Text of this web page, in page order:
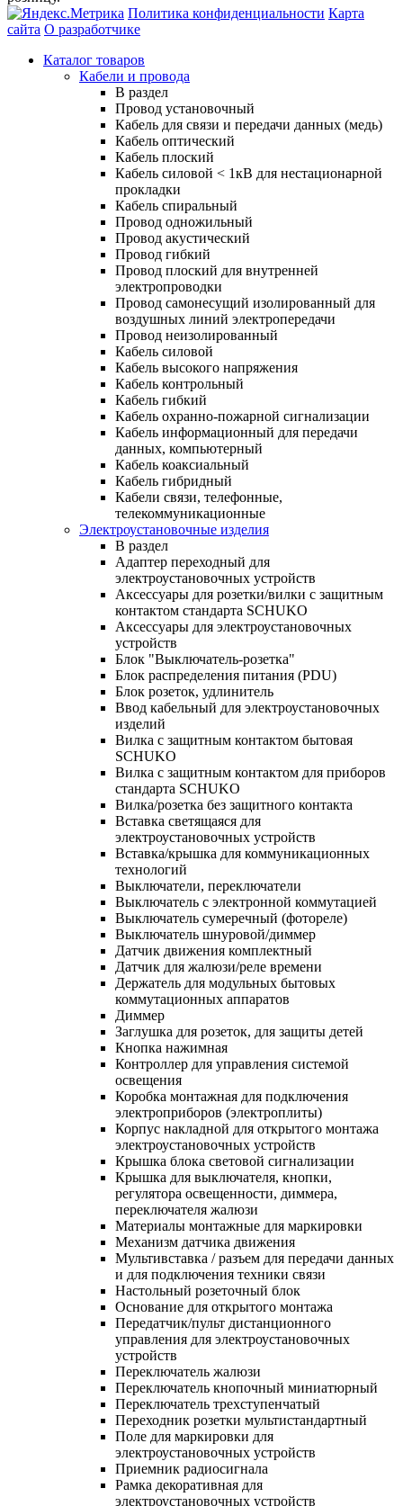
Политика конфиденциальности Карта
сайта О разработчике
Каталог товаров
Кабели и провода
В раздел
Провод установочный
Кабель для связи и передачи данных (медь)
Кабель оптический
Кабель плоский
Кабель силовой < 1кВ для нестационарной
прокладки
Кабель спиральный
Провод одножильный
Провод акустический
Провод гибкий
Провод плоский для внутренней
электропроводки
Провод самонесущий изолированный для
воздушных линий электропередачи
Провод неизолированный
Кабель силовой
Кабель высокого напряжения
Кабель контрольный
Кабель гибкий
Кабель охранно-пожарной сигнализации
Кабель информационный для передачи
данных, компьютерный
Кабель коаксиальный
Кабель гибридный
Кабели связи, телефонные,
телекоммуникационные
Электроустановочные изделия
В раздел
Адаптер переходный для
электроустановочных устройств
Аксессуары для розетки/вилки с защитным
контактом стандарта SCHUKO
Аксессуары для электроустановочных
устройств
Блок "Выключатель-розетка"
Блок распределения питания (PDU)
Блок розеток, удлинитель
Ввод кабельный для электроустановочных
изделий
Вилка с защитным контактом бытовая
SCHUKO
Вилка с защитным контактом для приборов
стандарта SCHUKO
Вилка/розетка без защитного контакта
Вставка светящаяся для
электроустановочных устройств
Вставка/крышка для коммуникационных
технологий
Выключатели, переключатели
Выключатель с электронной коммутацией
Выключатель сумеречный (фотореле)
Выключатель шнуровой/диммер
Датчик движения комплектный
Датчик для жалюзи/реле времени
Держатель для модульных бытовых
коммутационных аппаратов
Диммер
Заглушка для розеток, для защиты детей
Кнопка нажимная
Контроллер для управления системой
освещения
Коробка монтажная для подключения
электроприборов (электроплиты)
Корпус накладной для открытого монтажа
электроустановочных устройств
Крышка блока световой сигнализации
Крышка для выключателя, кнопки,
регулятора освещенности, диммера,
переключателя жалюзи
Материалы монтажные для маркировки
Механизм датчика движения
Мультивставка / разъем для передачи данных
и для подключения техники связи
Настольный розеточный блок
Основание для открытого монтажа
Передатчик/пульт дистанционного
управления для электроустановочных
устройств
Переключатель жалюзи
Переключатель кнопочный миниатюрный
Переключатель трехступенчатый
Переходник розетки мультистандартный
Поле для маркировки для
электроустановочных устройств
Приемник радиосигнала
Рамка декоративная для
электроустановочных устройств